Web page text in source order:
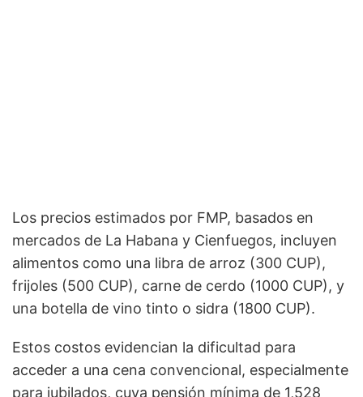
Los precios estimados por FMP, basados en
mercados de La Habana y Cienfuegos, incluyen
alimentos como una libra de arroz (300 CUP),
frijoles (500 CUP), carne de cerdo (1000 CUP), y
una botella de vino tinto o sidra (1800 CUP).
Estos costos evidencian la dificultad para
acceder a una cena convencional, especialmente
para jubilados, cuya pensión mínima de 1,528